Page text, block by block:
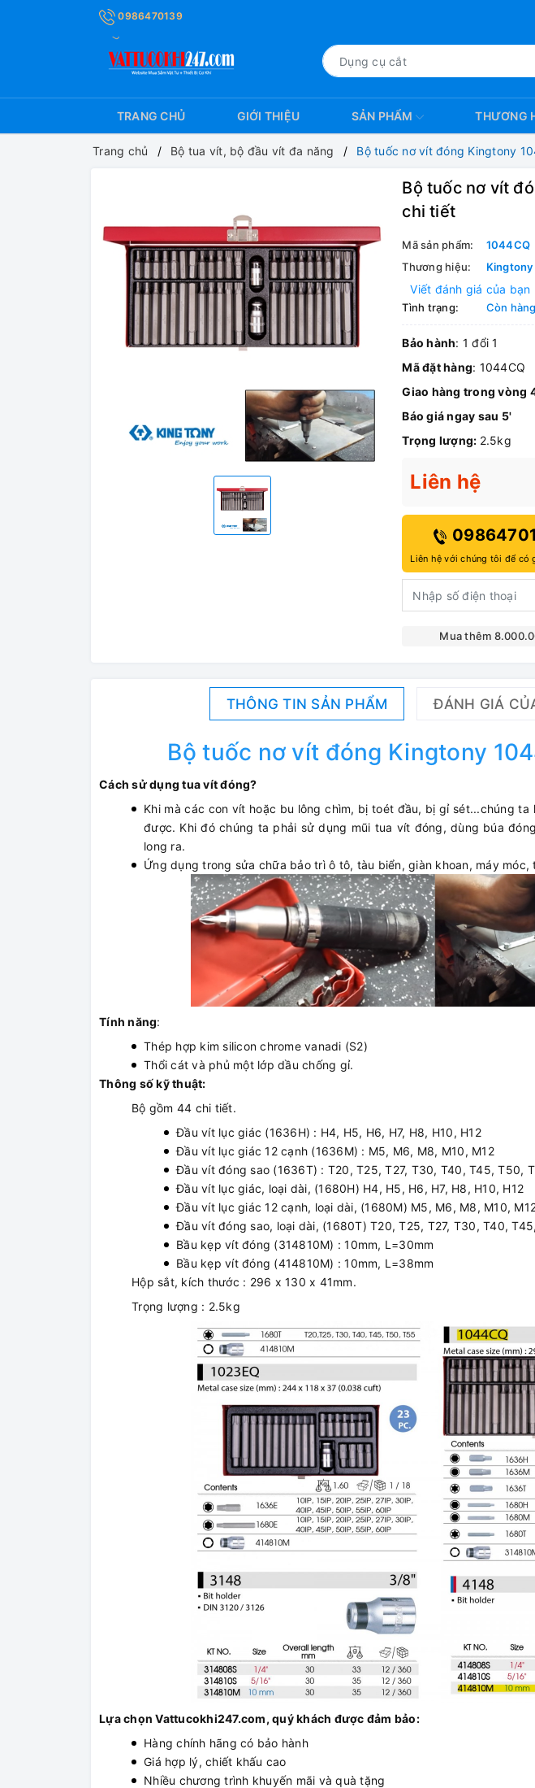
0986470139
TRANG CHỦ GIỚI THIỆU SẢN PHẨM THƯƠNG
Trang chủ Bộ tua vít, bộ đầu vít đa năng Bộ tuốc nơ vít đóng Kingtony
Bộ tuốc nơ vít
chi tiết
Mã sản phẩm:
1044CQ
Thương hiệu:
Kingtony
Viết đánh giá của bạn
Tình trạng: Còn hàng
Bảo hành: 1 đổi 1
Mã đặt hàng: 1044CQ
Giao hàng trong vòng
Báo giá ngay sau 5'
Trọng lượng: 2.5kg
Liên hệ
Liên hệ với chúng tôi để có
Mua thêm
THÔNG TIN SẢN PHẨM ĐÁNH GIÁ
Bộ tuốc nơ vít đóng Kingtony
Cách sử dụng tua vít đóng?
Khi mà các con vít hoặc bu lông chìm, bị toét đầu, bị gỉ sét...chúng
được. Khi đó chúng ta phải sử dụng mũi tua vít đóng, dùng búa
long ra.
Ứng dụng trong sửa chữa bảo trì ô tô, tàu biển, giàn khoan, máy móc,
Tính năng:
Thép hợp kim silicon chrome vanadi (S2)
Thổi cát và phủ một lớp dầu chống gỉ.
Thông số kỹ thuật:
Bộ gồm 44 chi tiết.
Đầu vít lục giác (1636H) : H4, H5, H6, H7, H8, H10, H12
Đầu vít lục giác 12 cạnh (1636M) : M5, M6, M8, M10, M12
Đầu vít đóng sao (1636T) : T20, T25, T27, T30, T40, T45, T50,
Đầu vít lục giác, loại dài, (1680H) H4, H5, H6, H7, H8, H10, H12
Đầu vít lục giác 12 cạnh, loại dài, (1680M) M5, M6, M8, M10,
Đầu vít đóng sao, loại dài, (1680T) T20, T25, T27, T30, T40,
Bầu kẹp vít đóng (314810M) : 10mm, L=30mm
Bầu kẹp vít đóng (414810M) : 10mm, L=38mm
Hộp sắt, kích thước : 296 x 130 x 41mm.
Trọng lượng : 2.5kg
Lựa chọn Vattucokhi247.com, quý khách được đảm bảo:
Hàng chính hãng có bảo hành
Giá hợp lý, chiết khấu cao
Nhiều chương trình khuyến mãi và quà tặng